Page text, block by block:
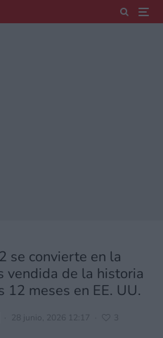
se convierte en la
vendida de la historia
meses en EE. UU.
28 junio, 2026 12:17 3